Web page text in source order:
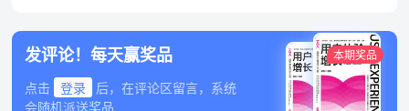
发评论！每天赢奖品
点击 登录
后，在评论区留言，系统
会随机派送奖品
本期奖品